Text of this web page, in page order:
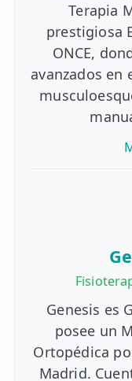
Terapia
prestigiosa
ONCE,
avanzados
Genesis es
posee un
Ortopédica
Madrid.